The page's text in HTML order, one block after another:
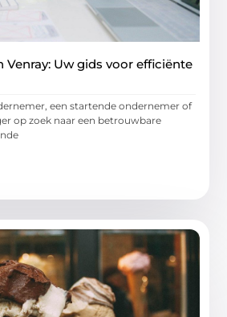
Venray: Uw gids voor efficiënte
een startende ondernemer of
op zoek naar een betrouwbare